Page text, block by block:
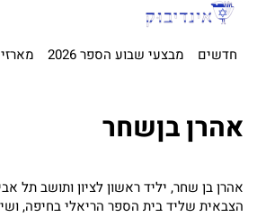
חדשים מבצעי שבוע הספר 2026
אהרן בןשחר
אהרן בן שחר, יליד ראשון לציון ותושב תל
הצבאית שליד בית הספר הריאלי בחיפה,